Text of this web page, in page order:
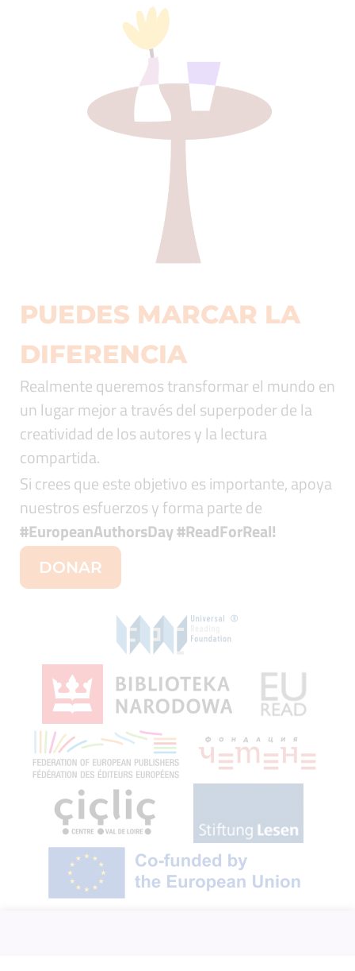
PUEDES MARCAR LA
DIFERENCIA
Realmente queremos transformar el mundo en
un lugar mejor a través del superpoder de la
creatividad de los autores y la lectura
compartida.
Si crees que este objetivo es importante, apoya
nuestros esfuerzos y forma parte de
#EuropeanAuthorsDay #ReadForReal!
DONAR